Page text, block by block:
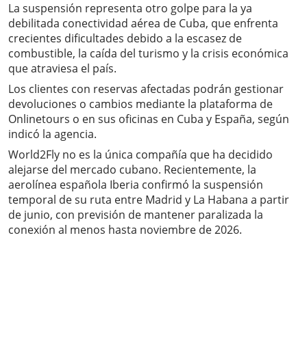
La suspensión representa otro golpe para la ya
debilitada conectividad aérea de Cuba, que enfrenta
crecientes dificultades debido a la escasez de
combustible, la caída del turismo y la crisis económica
que atraviesa el país.
Los clientes con reservas afectadas podrán gestionar
devoluciones o cambios mediante la plataforma de
Onlinetours o en sus oficinas en Cuba y España, según
indicó la agencia.
World2Fly no es la única compañía que ha decidido
alejarse del mercado cubano. Recientemente, la
aerolínea española Iberia confirmó la suspensión
temporal de su ruta entre Madrid y La Habana a partir
de junio, con previsión de mantener paralizada la
conexión al menos hasta noviembre de 2026.